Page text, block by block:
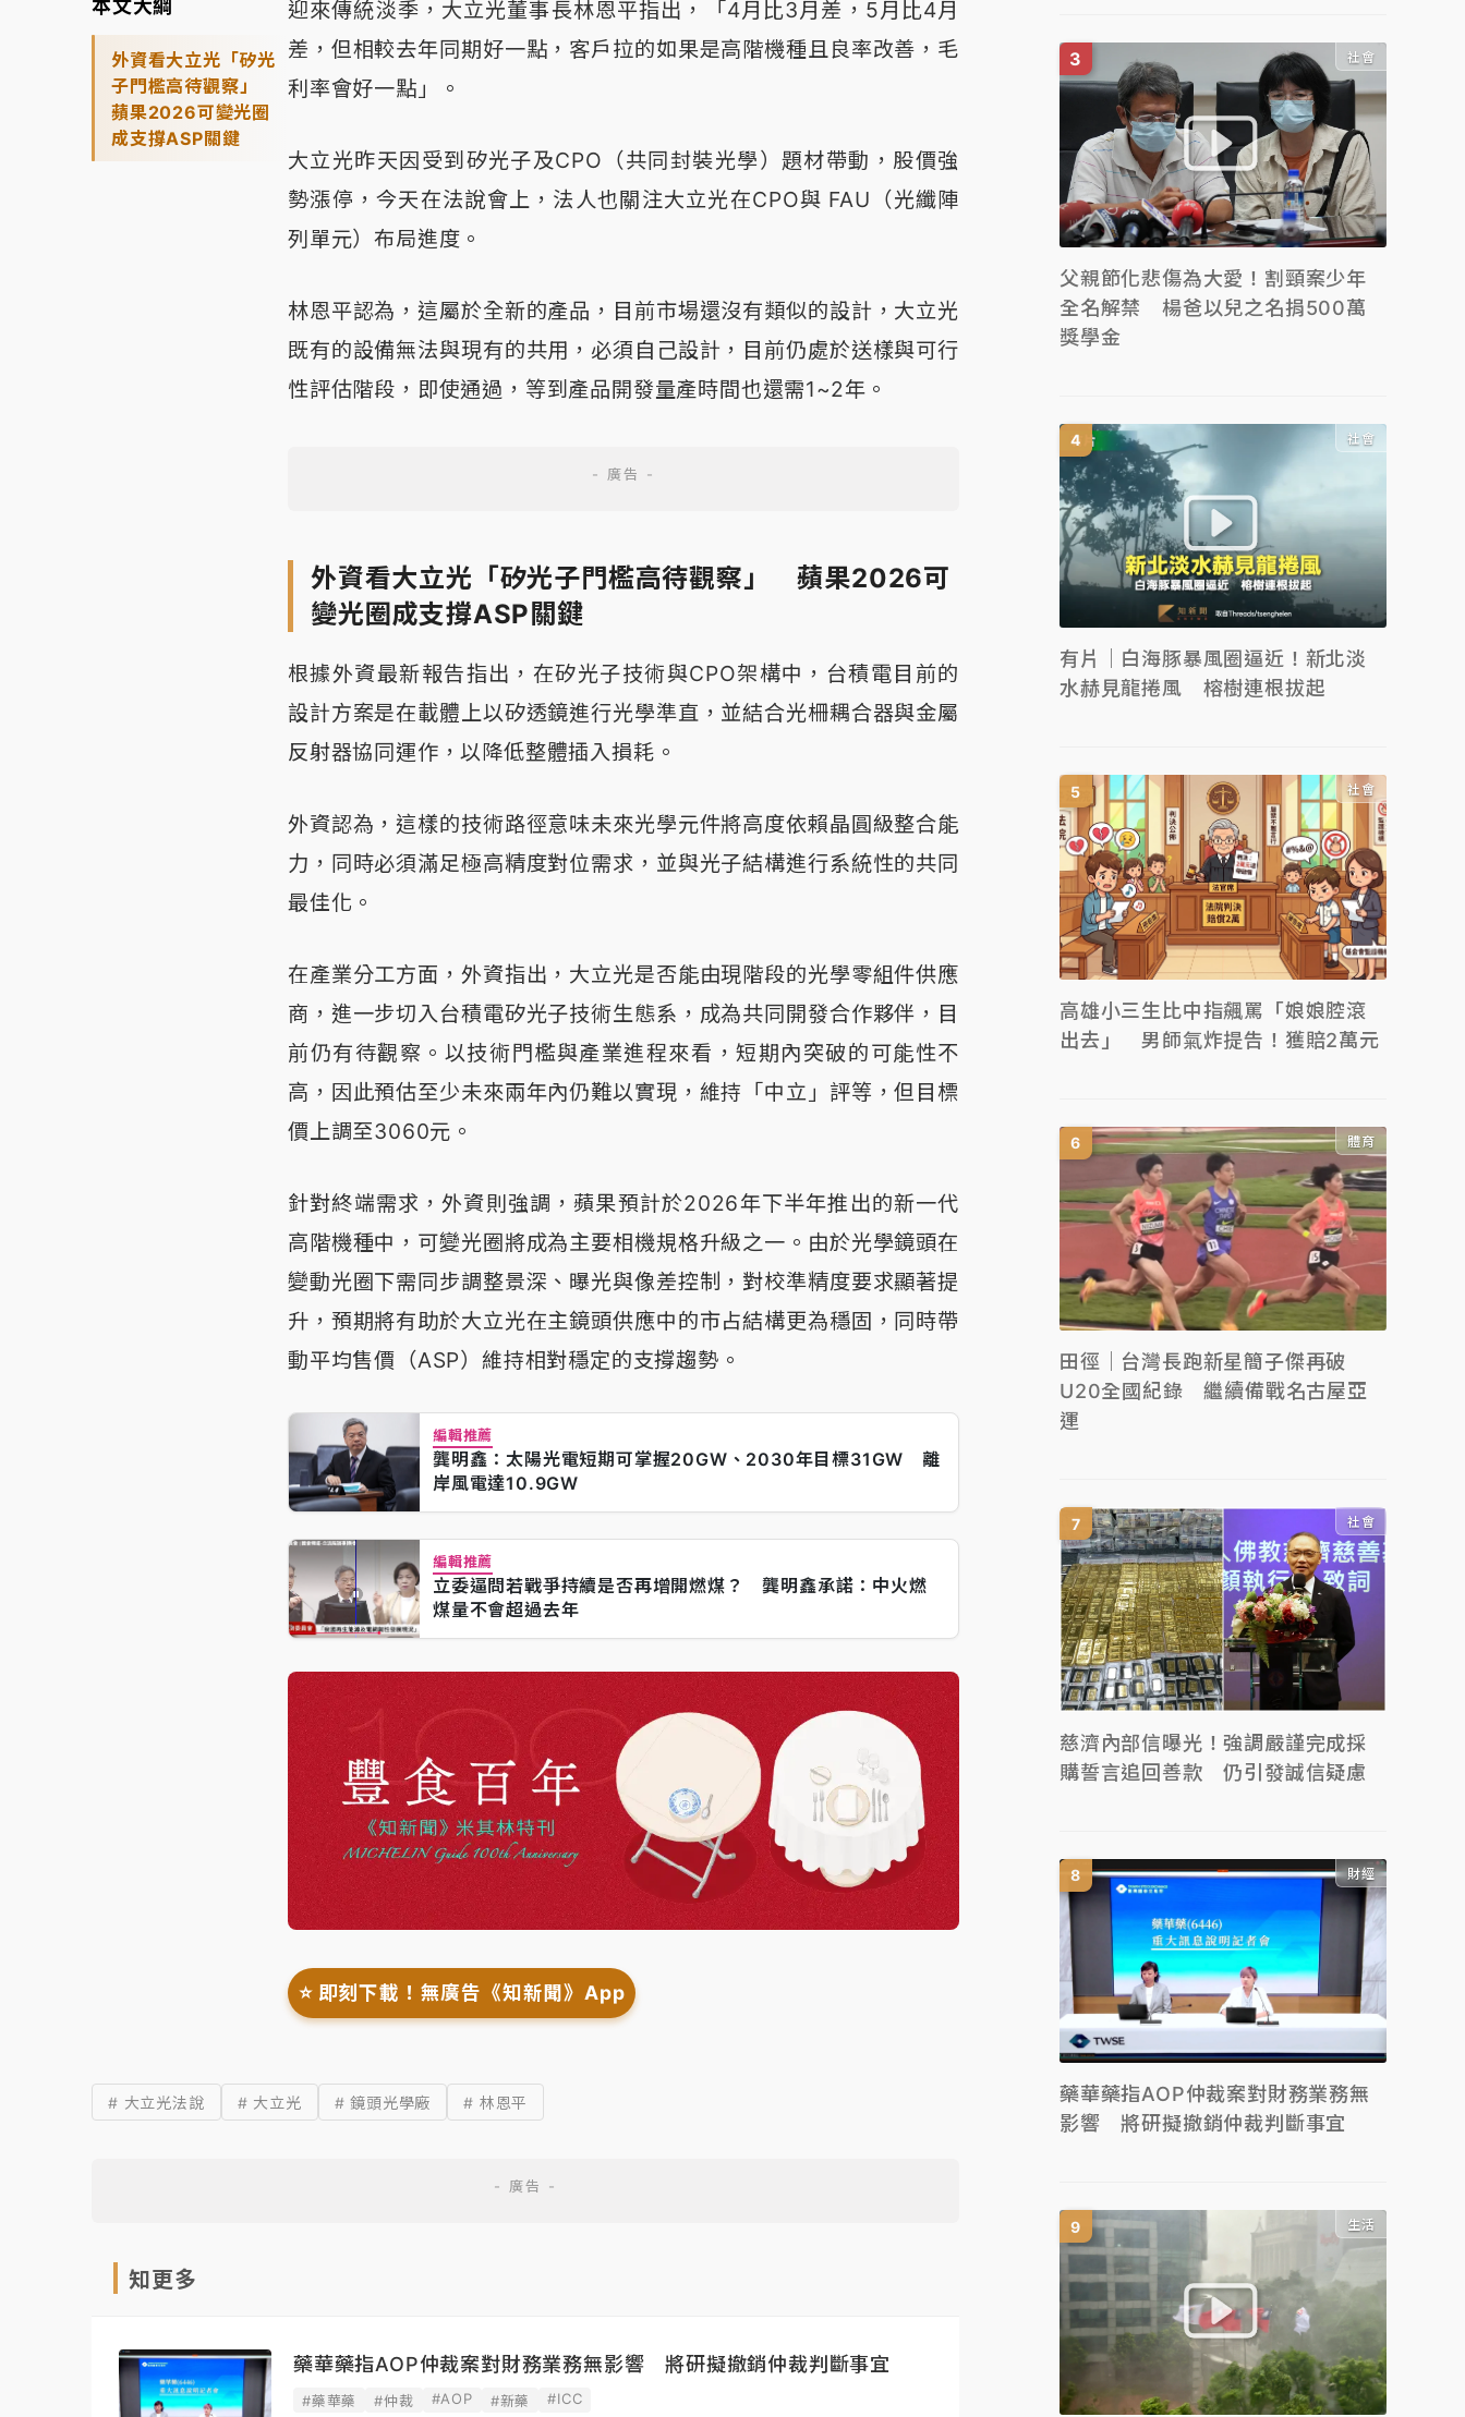
本文大綱
外資看大立光「矽光
子門檻高待觀察」
蘋果2026可變光圈
成支撐ASP關鍵
迎來傳統淡季，大立光董事長林恩平指出，「4月比3月差，5月比4月
差，但相較去年同期好一點，客戶拉的如果是高階機種且良率改善，毛
利率會好一點」。
大立光昨天因受到矽光子及CPO（共同封裝光學）題材帶動，股價強
勢漲停，今天在法說會上，法人也關注大立光在CPO與 FAU（光纖陣
列單元）布局進度。
林恩平認為，這屬於全新的產品，目前市場還沒有類似的設計，大立光
既有的設備無法與現有的共用，必須自己設計，目前仍處於送樣與可行
性評估階段，即使通過，等到產品開發量產時間也還需1~2年。
外資看大立光「矽光子門檻高待觀察」 蘋果2026可
變光圈成支撐ASP關鍵
根據外資最新報告指出，在矽光子技術與CPO架構中，台積電目前的
設計方案是在載體上以矽透鏡進行光學準直，並結合光柵耦合器與金屬
反射器協同運作，以降低整體插入損耗。
外資認為，這樣的技術路徑意味未來光學元件將高度依賴晶圓級整合能
力，同時必須滿足極高精度對位需求，並與光子結構進行系統性的共同
最佳化。
在產業分工方面，外資指出，大立光是否能由現階段的光學零組件供應
商，進一步切入台積電矽光子技術生態系，成為共同開發合作夥伴，目
前仍有待觀察。以技術門檻與產業進程來看，短期內突破的可能性不
高，因此預估至少未來兩年內仍難以實現，維持「中立」評等，但目標
價上調至3060元。
針對終端需求，外資則強調，蘋果預計於2026年下半年推出的新一代
高階機種中，可變光圈將成為主要相機規格升級之一。由於光學鏡頭在
變動光圈下需同步調整景深、曝光與像差控制，對校準精度要求顯著提
升，預期將有助於大立光在主鏡頭供應中的市占結構更為穩固，同時帶
動平均售價（ASP）維持相對穩定的支撐趨勢。
編輯推薦
龔明鑫：太陽光電短期可掌握20GW、2030年目標31GW 離
岸風電達10.9GW
編輯推薦
立委逼問若戰爭持續是否再增開燃煤？ 龔明鑫承諾：中火燃
煤量不會超過去年
⭐️ 即刻下載！無廣告《知新聞》App
# 大立光法說 # 大立光 # 鏡頭光學廠 # 林恩平
知更多
藥華藥指AOP仲裁案對財務業務無影響 將研擬撤銷仲裁判斷事宜
#藥華藥 #仲裁 #AOP #新藥 #ICC
社會
父親節化悲傷為大愛！割頸案少年
全名解禁 楊爸以兒之名捐500萬
獎學金
社會
有片｜白海豚暴風圈逼近！新北淡
水赫見龍捲風 榕樹連根拔起
社會
高雄小三生比中指飆罵「娘娘腔滾
出去」 男師氣炸提告！獲賠2萬元
體育
田徑｜台灣長跑新星簡子傑再破
U20全國紀錄 繼續備戰名古屋亞
運
社會
慈濟內部信曝光！強調嚴謹完成採
購誓言追回善款 仍引發誠信疑慮
財經
藥華藥指AOP仲裁案對財務業務無
影響 將研擬撤銷仲裁判斷事宜
生活